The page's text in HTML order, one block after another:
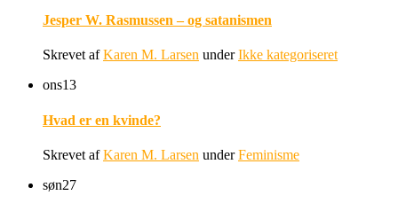
Jesper W. Rasmussen – og satanismen
Skrevet afKaren M. Larsen underIkke kategoriseret
ons13
Hvad er en kvinde?
Skrevet afKaren M. Larsen underFeminisme
søn27